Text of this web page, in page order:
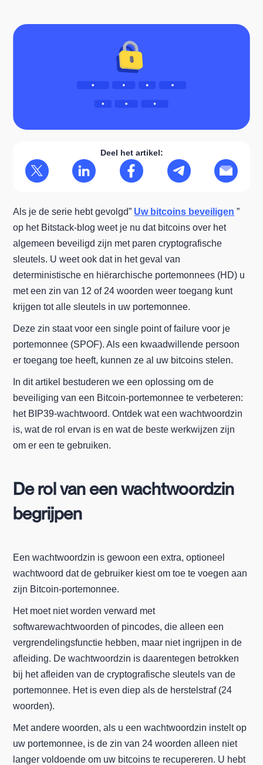
Deel het artikel:
Als je de serie hebt gevolgd” Uw bitcoins beveiligen ”
op het Bitstack-blog weet je nu dat bitcoins over het
algemeen beveiligd zijn met paren cryptografische
sleutels. U weet ook dat in het geval van
deterministische en hiërarchische portemonnees (HD) u
met een zin van 12 of 24 woorden weer toegang kunt
krijgen tot alle sleutels in uw portemonnee.
Deze zin staat voor een single point of failure voor je
portemonnee (SPOF). Als een kwaadwillende persoon
er toegang toe heeft, kunnen ze al uw bitcoins stelen.
In dit artikel bestuderen we een oplossing om de
beveiliging van een Bitcoin-portemonnee te verbeteren:
het BIP39-wachtwoord. Ontdek wat een wachtwoordzin
is, wat de rol ervan is en wat de beste werkwijzen zijn
om er een te gebruiken.
De rol van een wachtwoordzin
begrijpen
Een wachtwoordzin is gewoon een extra, optioneel
wachtwoord dat de gebruiker kiest om toe te voegen aan
zijn Bitcoin-portemonnee.
Het moet niet worden verward met
softwarewachtwoorden of pincodes, die alleen een
vergrendelingsfunctie hebben, maar niet ingrijpen in de
afleiding. De wachtwoordzin is daarentegen betrokken
bij het afleiden van de cryptografische sleutels van de
portemonnee. Het is even diep als de herstelstraf (24
woorden).
Met andere woorden, als u een wachtwoordzin instelt op
uw portemonnee, is de zin van 24 woorden alleen niet
langer voldoende om uw bitcoins te recupereren. U hebt